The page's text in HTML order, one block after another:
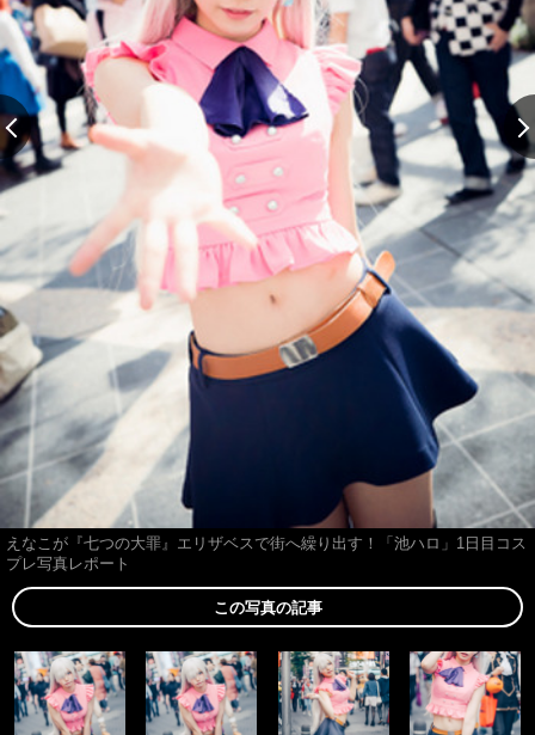
えなこが『七つの大罪』エリザベスで街へ繰り出す！「池ハロ」1日目コス
プレ写真レポート
この写真の記事